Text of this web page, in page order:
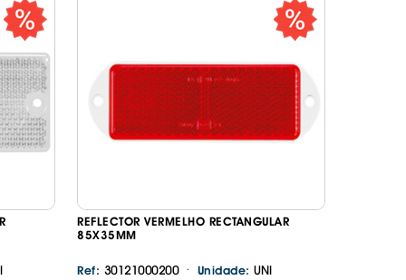
PNEUS
EBC
REFLECTOR VERMELHO RECTANGULAR
85X35MM
Ref: 30121000200 · Unidade:UNI